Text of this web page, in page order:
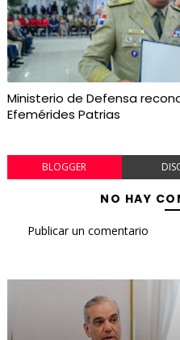
Ministerio de Defensa
Efemérides Patrias
BLOGGER
NO HAY
Publicar un comentario